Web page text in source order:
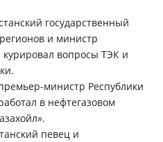
государственный
и министр
курировал вопросы ТЭК и
министр Республики
в нефтегазовом
певец и